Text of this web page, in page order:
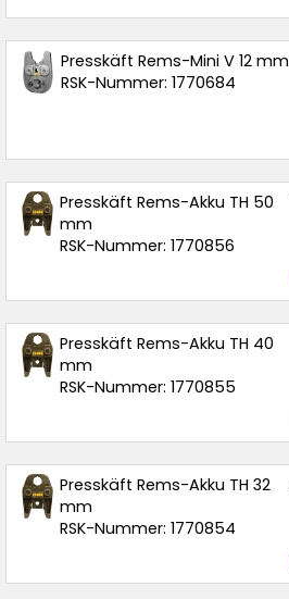
Presskäft Rems-Mini V 12 mm
RSK-Nummer: 1770684
Presskäft Rems-Akku TH 50
mm
RSK-Nummer: 1770856
Presskäft Rems-Akku TH 40
mm
RSK-Nummer: 1770855
Presskäft Rems-Akku TH 32
mm
RSK-Nummer: 1770854